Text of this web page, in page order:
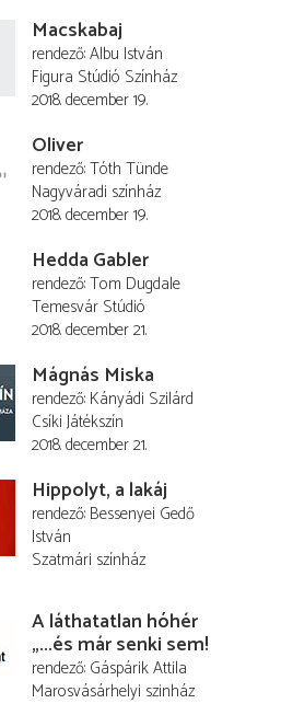
Macskabaj
rendező Albu István
Figura Stúdió Színház
2018. december 19.
Oliver
rendező Tóth Tünde
Nagyváradi színház
2018. december 19.
Hedda Gabler
rendező Tom Dugdale
Temesvár Stúdió
2018. december 21.
Mágnás Miska
rendező Kányádi Szilárd
Csíki Játékszín
2018. december 21.
Hippolyt, a lakáj
rendező Bessenyei Gedő
István
Szatmári színház
A láthatatlan hóhér
„...és már senki sem!
rendező Gáspárik Attila
Marosvásárhelyi szinház